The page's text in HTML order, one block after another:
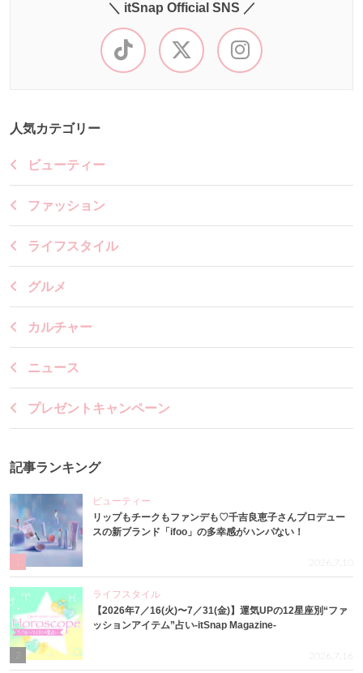
＼ itSnap Official SNS ／
人気カテゴリー
ビューティー
ファッション
ライフスタイル
グルメ
カルチャー
ニュース
プレゼントキャンペーン
記事ランキング
ビューティー
リップもチークもファンデも♡千吉良恵子さんプロデュー
スの新ブランド「ifoo」の多幸感がハンパない！
2026.7.10
ライフスタイル
【2026年7／16(火)〜7／31(金)】運気UPの12星座別“ファ
ッションアイテム”占い-itSnap Magazine-
2026.7.16